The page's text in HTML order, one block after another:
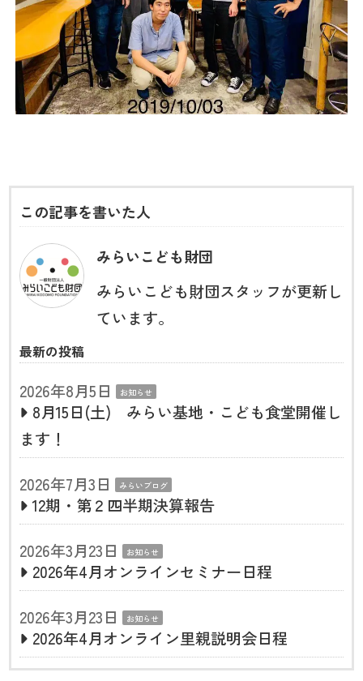
この記事を書いた人
みらいこども財団
みらいこども財団スタッフが更新し
ています。
最新の投稿
2026年8月5日 お知らせ
8月15日(土) みらい基地・こども食堂開催し
ます！
2026年7月3日
みらいブログ
12期・第２四半期決算報告
2026年3月23日
お知らせ
2026年4月オンラインセミナー日程
2026年3月23日
お知らせ
2026年4月オンライン里親説明会日程